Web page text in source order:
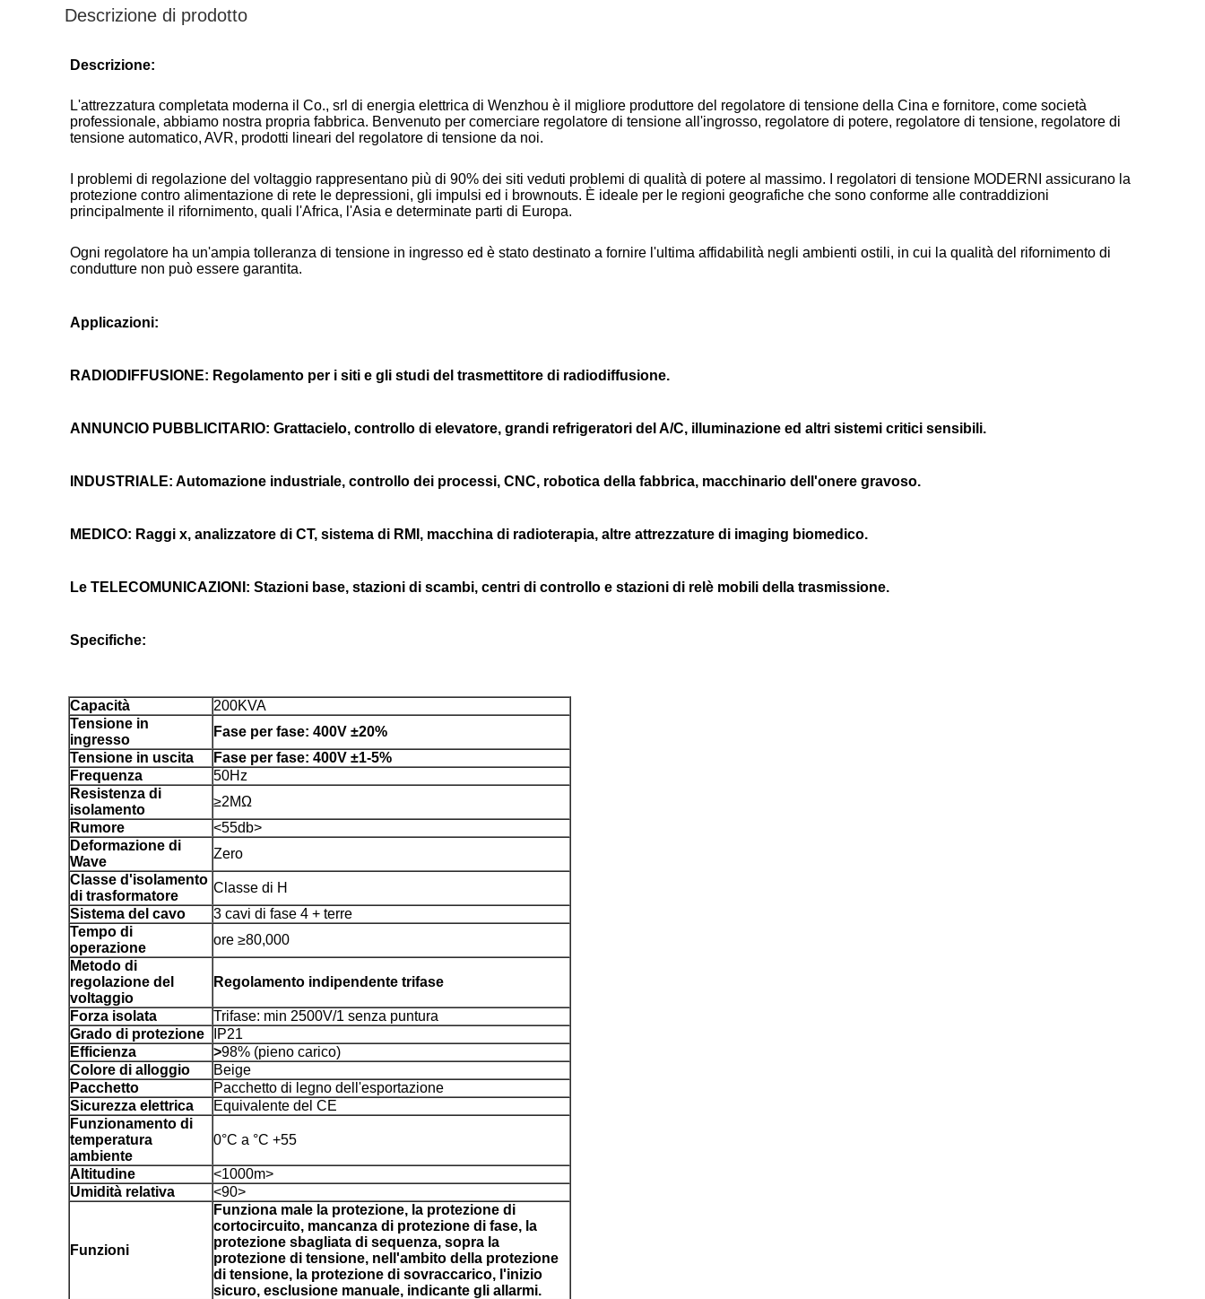
Descrizione di prodotto
Descrizione:
L'attrezzatura completata moderna il Co., srl di energia elettrica di Wenzhou è il migliore produttore del regolatore di tensione della Cina e fornitore, come società
professionale, abbiamo nostra propria fabbrica. Benvenuto per comerciare regolatore di tensione all'ingrosso, regolatore di potere, regolatore di tensione, regolatore di
tensione automatico, AVR, prodotti lineari del regolatore di tensione da noi.
I problemi di regolazione del voltaggio rappresentano più di 90% dei siti veduti problemi di qualità di potere al massimo. I regolatori di tensione MODERNI assicurano la
protezione contro alimentazione di rete le depressioni, gli impulsi ed i brownouts. È ideale per le regioni geografiche che sono conforme alle contraddizioni
principalmente il rifornimento, quali l'Africa, l'Asia e determinate parti di Europa.
Ogni regolatore ha un'ampia tolleranza di tensione in ingresso ed è stato destinato a fornire l'ultima affidabilità negli ambienti ostili, in cui la qualità del rifornimento di
condutture non può essere garantita.
Applicazioni:
RADIODIFFUSIONE: Regolamento per i siti e gli studi del trasmettitore di radiodiffusione.
ANNUNCIO PUBBLICITARIO: Grattacielo, controllo di elevatore, grandi refrigeratori del A/C, illuminazione ed altri sistemi critici sensibili.
INDUSTRIALE: Automazione industriale, controllo dei processi, CNC, robotica della fabbrica, macchinario dell'onere gravoso.
MEDICO: Raggi x, analizzatore di CT, sistema di RMI, macchina di radioterapia, altre attrezzature di imaging biomedico.
Le TELECOMUNICAZIONI: Stazioni base, stazioni di scambi, centri di controllo e stazioni di relè mobili della trasmissione.
Specifiche:
Capacità
200KVA
Tensione in
ingresso
Fase per fase: 400V ±20%
Tensione in uscita
Fase per fase: 400V ±1-5%
Frequenza
50Hz
Resistenza di
isolamento
≥2MΩ
Rumore
<55db>
Deformazione di
Wave
Zero
Classe d'isolamento
di trasformatore
Classe di H
Sistema del cavo
3 cavi di fase 4 + terre
Tempo di
operazione
ore ≥80,000
Metodo di
regolazione del
voltaggio
Regolamento indipendente trifase
Forza isolata
Trifase: min 2500V/1 senza puntura
Grado di protezione
IP21
Efficienza
>98% (pieno carico)
Colore di alloggio
Beige
Pacchetto
Pacchetto di legno dell'esportazione
Sicurezza elettrica
Equivalente del CE
Funzionamento di
temperatura
ambiente
0°C a °C +55
Altitudine
<1000m>
Umidità relativa
<90>
Funzioni
Funziona male la protezione, la protezione di
cortocircuito, mancanza di protezione di fase, la
protezione sbagliata di sequenza, sopra la
protezione di tensione, nell'ambito della protezione
di tensione, la protezione di sovraccarico, l'inizio
sicuro, esclusione manuale, indicante gli allarmi.